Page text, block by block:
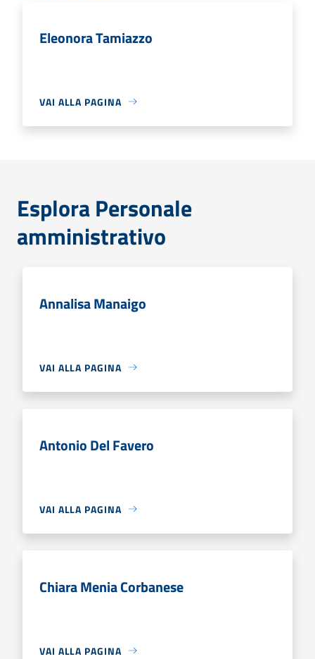
Eleonora Tamiazzo
VAI ALLA PAGINA
Esplora Personale
amministrativo
Annalisa Manaigo
VAI ALLA PAGINA
Antonio Del Favero
VAI ALLA PAGINA
Chiara Menia Corbanese
VAI ALLA PAGINA